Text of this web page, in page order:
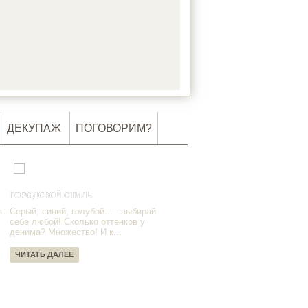
ДЕКУПАЖ ПОГОВОРИМ?
ГОРОДСКОЙ СТИЛЬ
Серый, синий, голубой... - выбирай
себе любой! Сколько оттенков у
денима? Множество! И к...
ЧИТАТЬ ДАЛЕЕ